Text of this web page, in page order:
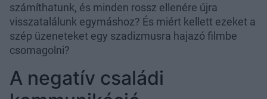
számíthatunk, és minden rossz ellenére újra
visszatalálunk egymáshoz? És miért kellett ezeket a
szép üzeneteket egy szadizmusra hajazó filmbe
csomagolni?
A negatív családi